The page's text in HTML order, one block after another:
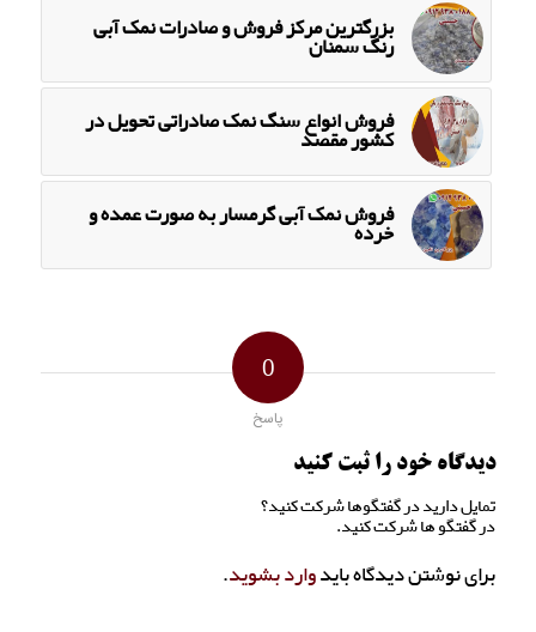
بزرگترین مرکز فروش و صادرات نمک آبی
رنگ سمنان
فروش انواع سنگ نمک صادراتی تحویل در
کشور مقصد
فروش نمک آبی گرمسار به صورت عمده و
خرده
0
پاسخ
دیدگاه خود را ثبت کنید
تمایل دارید در گفتگوها شرکت کنید؟
در گفتگو ها شرکت کنید.
برای نوشتن دیدگاه بایدوارد بشوید.